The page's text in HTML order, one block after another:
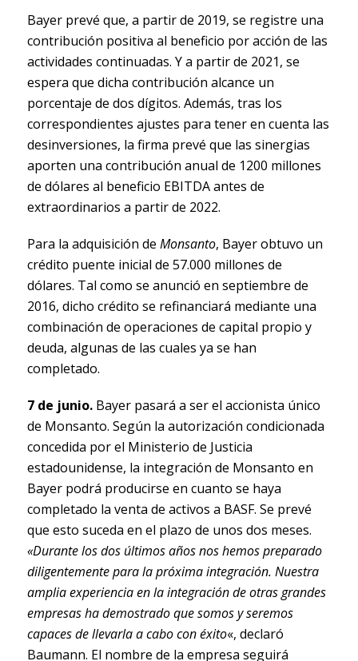
Bayer prevé que, a partir de 2019, se registre una
contribución positiva al beneficio por acción de las
actividades continuadas. Y a partir de 2021, se
espera que dicha contribución alcance un
porcentaje de dos dígitos. Además, tras los
correspondientes ajustes para tener en cuenta las
desinversiones, la firma prevé que las sinergias
aporten una contribución anual de 1200 millones
de dólares al beneficio EBITDA antes de
extraordinarios a partir de 2022.
Para la adquisición de Monsanto, Bayer obtuvo un
crédito puente inicial de 57.000 millones de
dólares. Tal como se anunció en septiembre de
2016, dicho crédito se refinanciará mediante una
combinación de operaciones de capital propio y
deuda, algunas de las cuales ya se han
completado.
7 de junio.Bayer pasará a ser el accionista único
de Monsanto. Según la autorización condicionada
concedida por el Ministerio de Justicia
estadounidense, la integración de Monsanto en
Bayer podrá producirse en cuanto se haya
completado la venta de activos a BASF. Se prevé
que esto suceda en el plazo de unos dos meses.
«Durante los dos últimos años nos hemos preparado
diligentemente para la próxima integración. Nuestra
amplia experiencia en la integración de otras grandes
empresas ha demostrado que somos y seremos
capaces de llevarla a cabo con éxito«, declaró
Baumann. El nombre de la empresa seguirá